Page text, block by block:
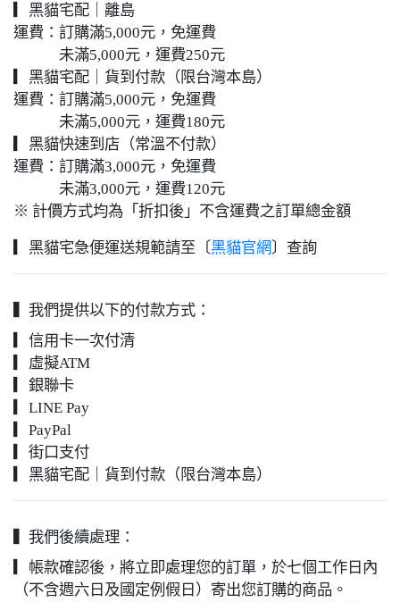
▎黑貓宅配｜離島
運費：訂購滿5,000元，免運費
未滿5,000元，運費250元
▎黑貓宅配｜貨到付款（限台灣本島）
運費：訂購滿5,000元，免運費
未滿5,000元，運費180元
▎黑貓快速到店（常溫不付款）
運費：訂購滿3,000元，免運費
未滿3,000元，運費120元
※ 計價方式均為「折扣後」不含運費之訂單總金額
▎黑貓宅急便運送規範請至〔黑貓官網 〕查詢
▍我們提供以下的付款方式：
▎信用卡一次付清
▎虛擬ATM
▎銀聯卡
▎LINE Pay
▎PayPal
▎街口支付
▎黑貓宅配｜貨到付款（限台灣本島）
▍我們後續處理：
▎帳款確認後，將立即處理您的訂單，於七個工作日內
（不含週六日及國定例假日）寄出您訂購的商品。